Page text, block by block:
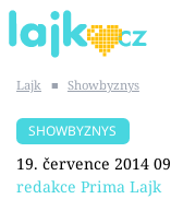
SHOPAHOLICADEL
Lajk ■ Showbyznys
SHOWBYZNYS
19. července 2014
redakce Prima Lajk